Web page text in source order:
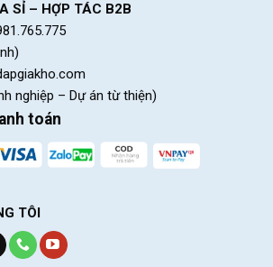
SỈ – HỢP TÁC B2B
nghiệp – Dự án từ thiện)
toán
TÔI